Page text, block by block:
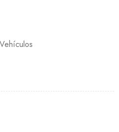
Vehículos